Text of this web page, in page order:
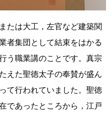
たは大工，左官など建築関
者集団として結束をはかる
う職業講のことです。真宗
えた聖徳太子の奉賛が盛ん
て行われていました。聖徳
であったところから，江戸